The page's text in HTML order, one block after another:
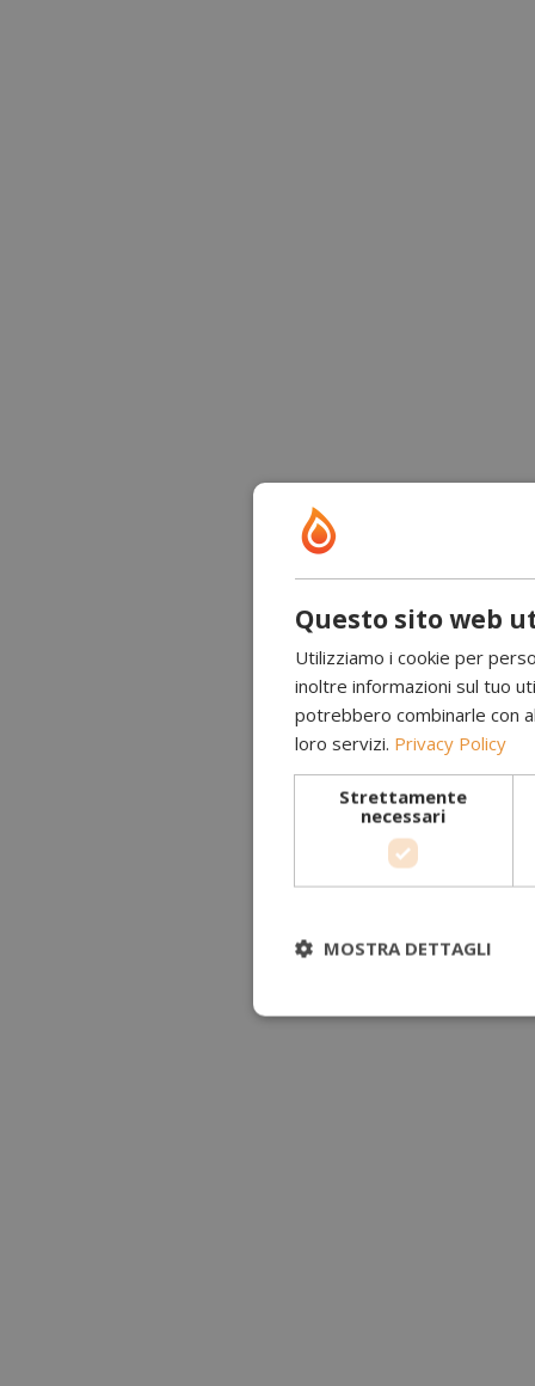
Questo sito web
Utilizziamo i cookie per
inoltre informazioni sul tuo
potrebbero combinarle con
loro servizi. Privacy Policy
Strettamente
necessari
MOSTRA DETTAGLI